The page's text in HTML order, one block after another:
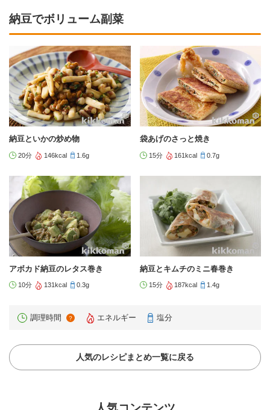
納豆でボリューム副菜
納豆といかの炒め物
20分 146kcal 1.6g
袋あげのさっと焼き
15分 161kcal 0.7g
アボカド納豆のレタス巻き
10分 131kcal 0.3g
納豆とキムチのミニ春巻き
15分 187kcal 1.4g
調理時間 ？ エネルギー 塩分
人気のレシピまとめ一覧に戻る